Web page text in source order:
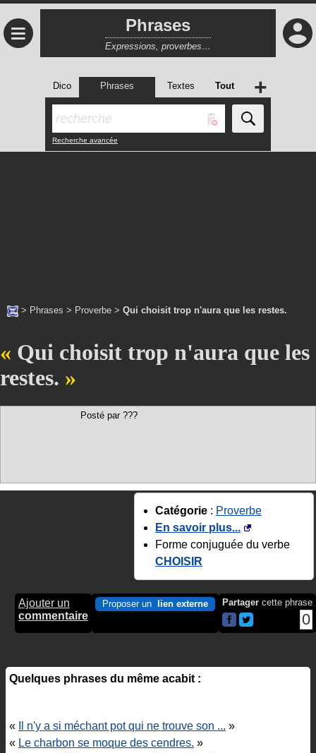
≡ Phrases
Expressions, proverbes…
Dico Phrases Textes Tout
Recherche avancée
+
> Phrases > Proverbe > Qui choisit trop n'aura que les restes.
Qui choisit trop n'aura que les
restes.
Posté par ???
Catégorie : Proverbe
En savoir plus...
Forme conjuguée du verbe
CHOISIR
Ajouter un
commentaire
Proposer un lien externe Partager cette phrase
0
Quelques phrases du même acabit :
« Il n'y a si méchant pot qui ne trouve son ... »
« Le charbon se moque des cendres. »